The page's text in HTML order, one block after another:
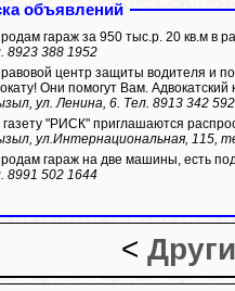
объявлений
гараж за 950 тыс.р. 20 кв.м в
8923 388 1952
центр защиты водителя и
Они помогут Вам. Адвокатский
ул. Ленина, 6. Тел. 8913 342
газету "РИСК" приглашаются
ул.Интернациональная, 115,
гараж на две машины, есть
8991 502 1644
<